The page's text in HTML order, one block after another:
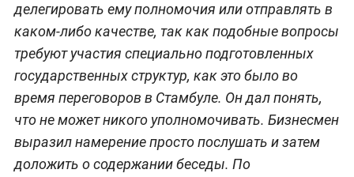
делегировать ему полномочия или отправлять в
каком-либо качестве, так как подобные вопросы
требуют участия специально подготовленных
государственных структур, как это было во
время переговоров в Стамбуле. Он дал понять,
что не может никого уполномочивать. Бизнесмен
выразил намерение просто послушать и затем
доложить о содержании беседы. По